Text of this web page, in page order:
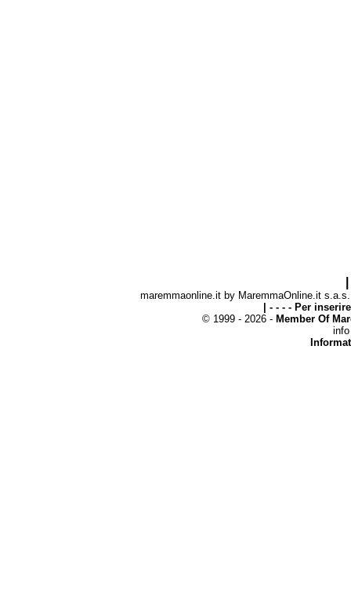
maremmaonline.it by MaremmaOnline.it
| - - - - Per
© 1999 - 2026 - Member Of